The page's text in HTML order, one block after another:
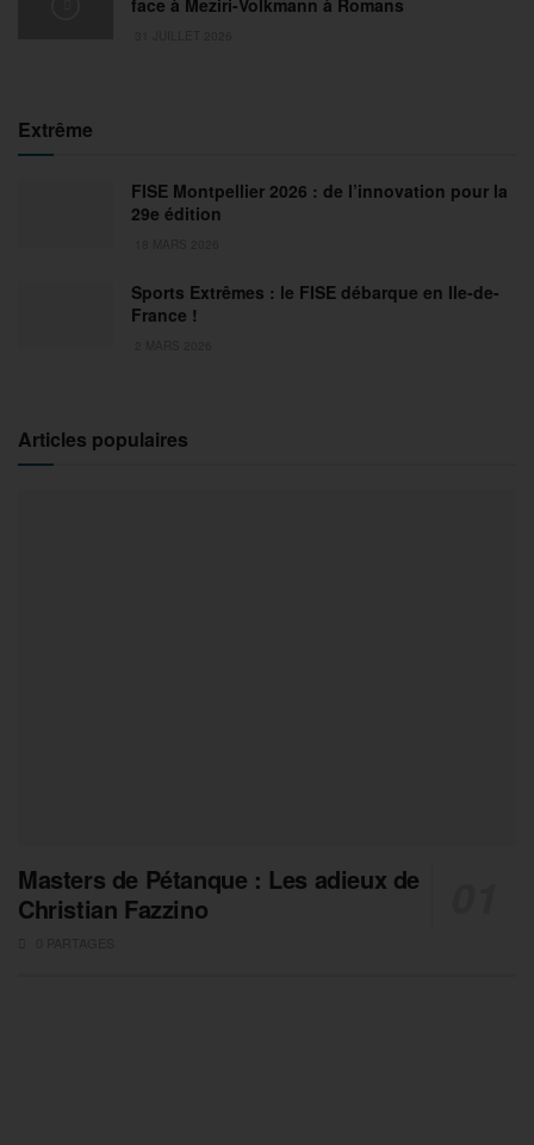
face à Meziri-Volkmann à Romans
Extrême
FISE Montpellier 2026 : de l’innovation pour la
29e édition
Sports Extrêmes : le FISE débarque en Ile-de-
France !
Articles populaires
Masters de Pétanque : Les adieux de
Christian Fazzino